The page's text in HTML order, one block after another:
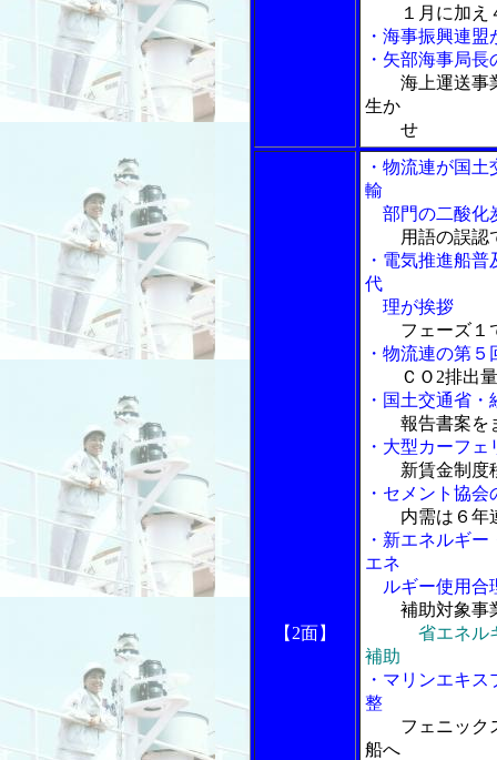
１月に加え
・海事振興連
・矢部海事局
海上運送事
生か
せ
【2面】
・物流連が国
輸
部門の二酸化
用語の誤認
・電気推進船
代
理が挨拶
フェーズ１
・物流連の第
ＣＯ2排出
・国土交通省
報告書案を
・大型カーフ
新賃金制度
・セメント協
内需は６年
・新エネルギ
エネ
ルギー使用合
補助対象事
省エネル
補助
・マリンエキ
整
フェニック
船へ